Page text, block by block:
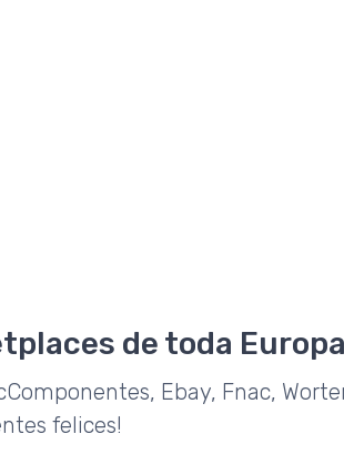
de toda
Ebay, Fnac,
felices!